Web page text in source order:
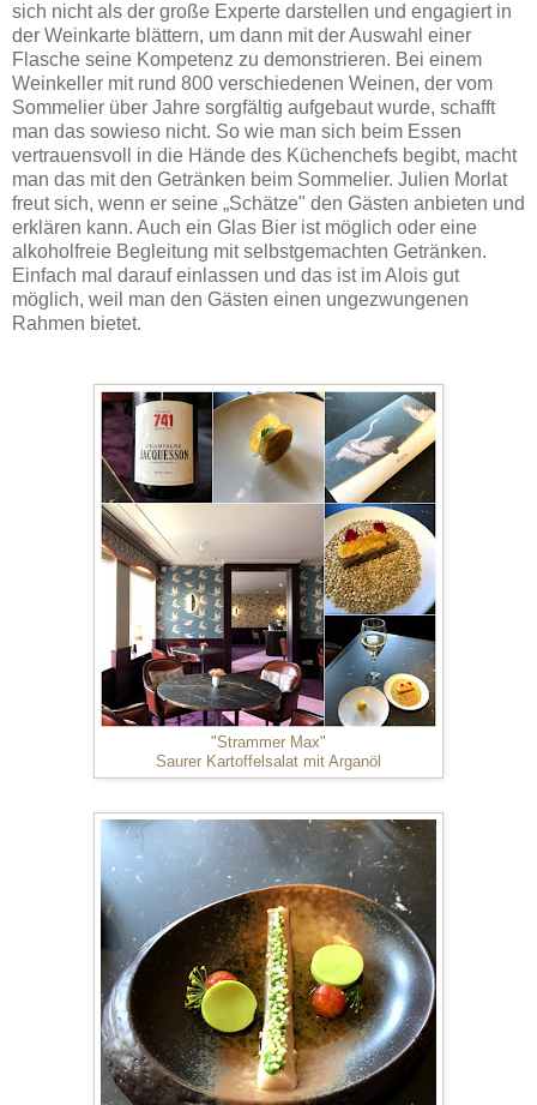
sich nicht als der große Experte darstellen und engagiert in
der Weinkarte blättern, um dann mit der Auswahl einer
Flasche seine Kompetenz zu demonstrieren. Bei einem
Weinkeller mit rund 800 verschiedenen Weinen, der vom
Sommelier über Jahre sorgfältig aufgebaut wurde, schafft
man das sowieso nicht. So wie man sich beim Essen
vertrauensvoll in die Hände des Küchenchefs begibt, macht
man das mit den Getränken beim Sommelier. Julien Morlat
freut sich, wenn er seine „Schätze" den Gästen anbieten und
erklären kann. Auch ein Glas Bier ist möglich oder eine
alkoholfreie Begleitung mit selbstgemachten Getränken.
Einfach mal darauf einlassen und das ist im Alois gut
möglich, weil man den Gästen einen ungezwungenen
Rahmen bietet.
"Strammer Max"
Saurer Kartoffelsalat mit Arganöl